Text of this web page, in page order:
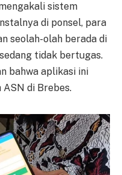
sistem
di ponsel, para
seolah-olah berada di
tidak bertugas.
bahwa aplikasi ini
di Brebes.